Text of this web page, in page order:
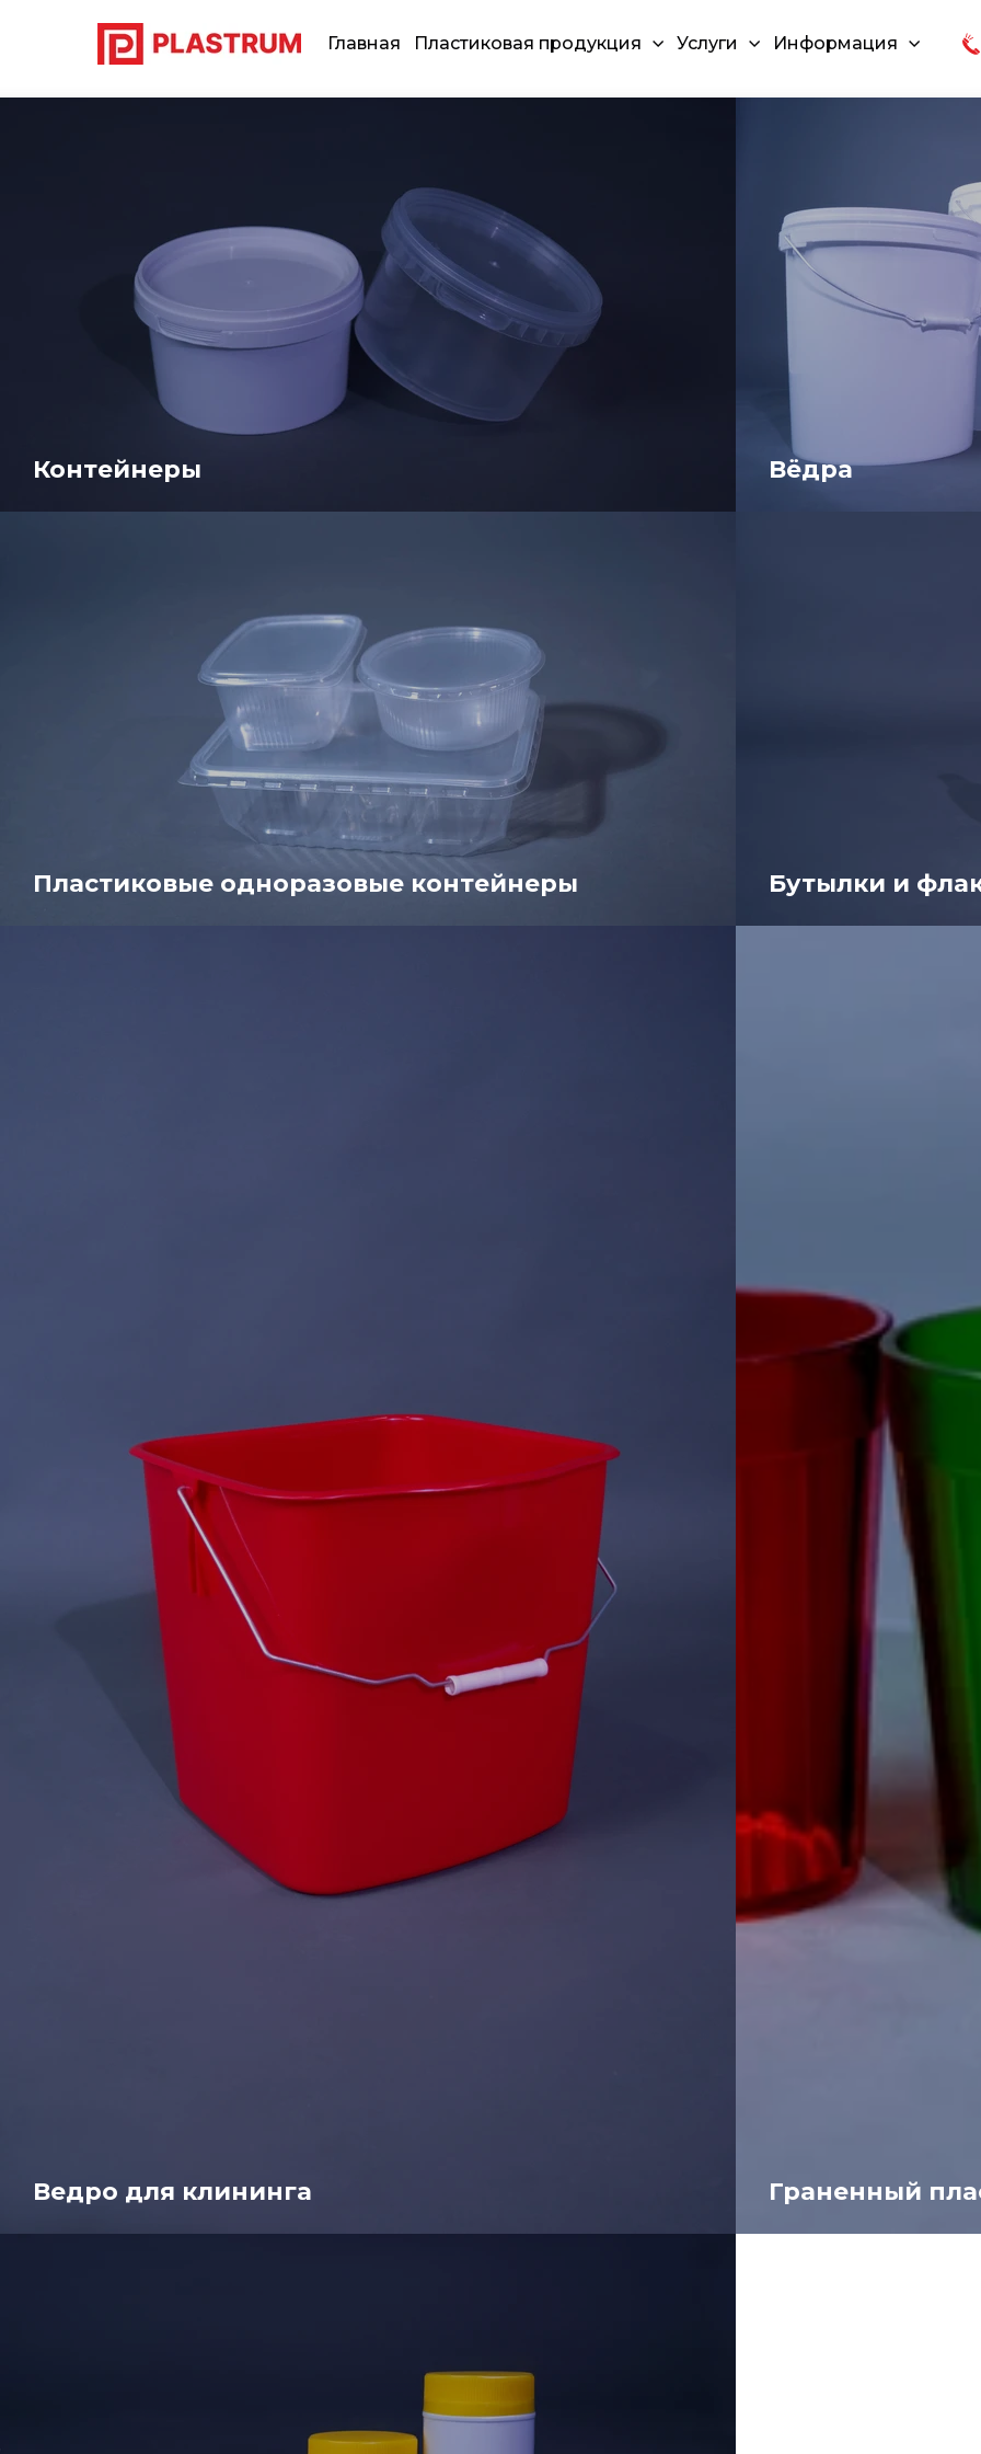
Главная Пластиковая продукция Услуги Информация
Контейнеры Вёдра
Пластиковые одноразовые контейнеры Бутылки и
Ведро для клининга Граненный